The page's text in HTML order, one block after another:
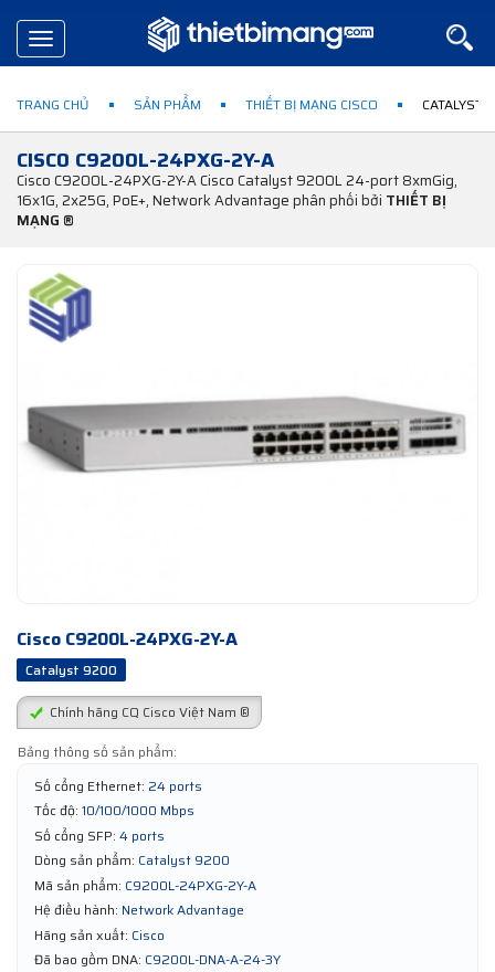
Toggle
navigation
TRANG CHỦ SẢN PHẨM THIẾT BỊ MẠNG CISCO CATALYST
CISCO C9200L-24PXG-2Y-A
Cisco C9200L-24PXG-2Y-A Cisco Catalyst 9200L 24-port 8xmGig,
16x1G, 2x25G, PoE+, Network Advantage phân phối bởi THIẾT BỊ
MẠNG ®
Cisco C9200L-24PXG-2Y-A
Catalyst 9200
Chính hãng CQ Cisco Việt Nam ®
Bảng thông số sản phẩm:
Số cổng Ethernet: 24 ports
Tốc độ: 10/100/1000 Mbps
Số cổng SFP: 4 ports
Dòng sản phẩm: Catalyst 9200
Mã sản phẩm: C9200L-24PXG-2Y-A
Hệ điều hành: Network Advantage
Hãng sản xuất: Cisco
Đã bao gồm DNA: C9200L-DNA-A-24-3Y